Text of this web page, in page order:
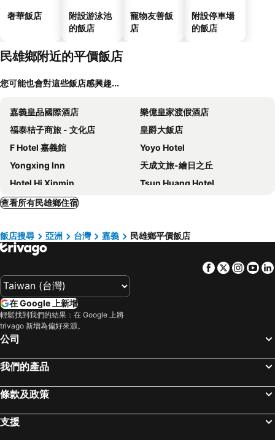
奢華飯店
附設游泳池
的飯店
寵物友善飯
店
附設停車場
的飯店
民雄鄉附近的平價飯店
您可能也會對這些飯店感興趣...
嘉義皇品國際酒店
樂億皇家渡假酒店
福泰桔子商旅 - 文化店
皇爵大飯店
F Hotel 嘉義館
Yoyo Hotel
Yongxing Inn
天成文旅-繪日之丘
Hotel Hi Xinmin
Tsun Huang Hotel
Chiayi Look Hotel
Maison de Chine Hotel Chiayi
里亞行旅
Lan Kwai Fong Garden Hotel
承億文旅 - 桃城茶樣子
Country Garden Hotel
Voco Chiayi By Ihg
耐斯王子大飯店
永悅商務大飯店
Anna King Hotel
Orient Luxury Hotel
Gene Long Haiy Att Hotel
HOTEL HI- Chui-Yang
Mega Hotel
查看所有民雄鄉住宿
飯店搜尋 亞洲 台灣 嘉義 民雄鄉平價飯店
Facebook
Twitter
在 Google 上新增
輕鬆找到我們的結果：在 Google 上將
trivago 新增為偏好來源。
公司
我們的產品
條款及政策
支援